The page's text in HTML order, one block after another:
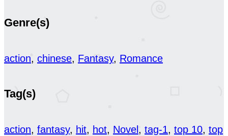
Genre(s)
action, chinese, Fantasy, Romance
Tag(s)
action, fantasy, hit, hot, Novel , tag-1, top 10, top